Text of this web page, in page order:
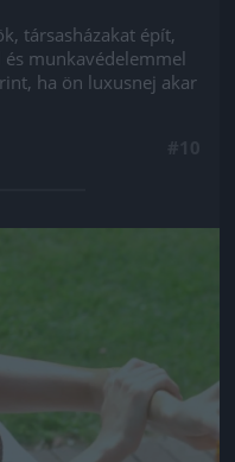
társasházakat épít,
munkavédelemmel
ha ön luxusnej akar